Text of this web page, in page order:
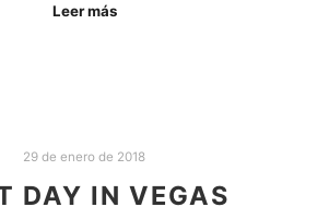
Leer más
29 de enero de 2018
DAY IN VEGAS